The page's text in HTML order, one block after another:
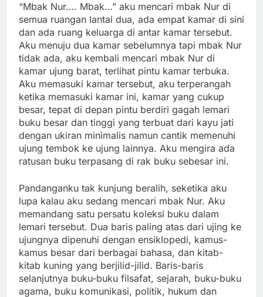
“Mbak Nur…. Mbak…” aku mencari mbak Nur di
semua ruangan lantai dua, ada empat kamar di sini
dan ada ruang keluarga di antar kamar tersebut.
Aku menuju dua kamar sebelumnya tapi mbak Nur
tidak ada, aku kembali mencari mbak Nur di
kamar ujung barat, terlihat pintu kamar terbuka.
Aku memasuki kamar tersebut, aku terperangah
ketika memasuki kamar ini, kamar yang cukup
besar, tepat di depan pintu berdiri gagah lemari
buku besar dan tinggi yang terbuat dari kayu jati
dengan ukiran minimalis namun cantik memenuhi
ujung tembok ke ujung lainnya. Aku mengira ada
ratusan buku terpasang di rak buku sebesar ini.
Pandanganku tak kunjung beralih, seketika aku
lupa kalau aku sedang mencari mbak Nur. Aku
memandang satu persatu koleksi buku dalam
lemari tersebut. Dua baris paling atas dari ujing ke
ujungnya dipenuhi dengan ensiklopedi, kamus-
kamus besar dari berbagai bahasa, dan kitab-
kitab kuning yang berjilid-jilid. Baris-baris
selanjutnya buku-buku filsafat, sejarah, buku-buku
agama, buku komunikasi, politik, hukum dan